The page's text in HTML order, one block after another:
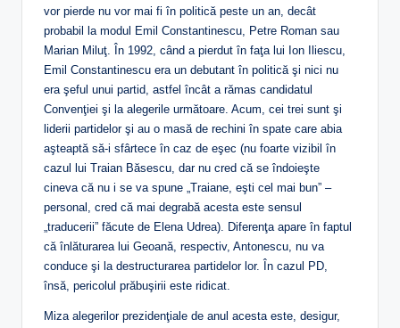
vor pierde nu vor mai fi în politică peste un an, decât
probabil la modul Emil Constantinescu, Petre Roman sau
Marian Miluţ. În 1992, când a pierdut în faţa lui Ion Iliescu,
Emil Constantinescu era un debutant în politică şi nici nu
era şeful unui partid, astfel încât a rămas candidatul
Convenţiei şi la alegerile următoare. Acum, cei trei sunt şi
liderii partidelor şi au o masă de rechini în spate care abia
aşteaptă să-i sfârtece în caz de eşec (nu foarte vizibil în
cazul lui Traian Băsescu, dar nu cred că se îndoieşte
cineva că nu i se va spune „Traiane, eşti cel mai bun” –
personal, cred că mai degrabă acesta este sensul
„traducerii” făcute de Elena Udrea). Diferenţa apare în faptul
că înlăturarea lui Geoană, respectiv, Antonescu, nu va
conduce şi la destructurarea partidelor lor. În cazul PD,
însă, pericolul prăbuşirii este ridicat.
Miza alegerilor prezidenţiale de anul acesta este, desigur,